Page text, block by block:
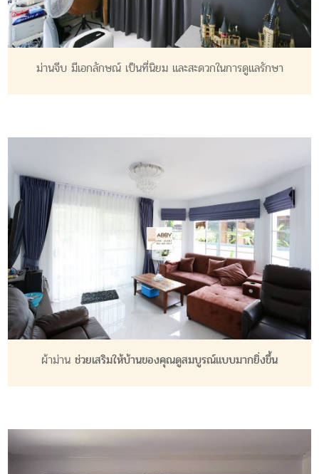
ม่านจีบ มีเอกลักษณ์ เป็นที่นิยมและสะดวกในการดูแลรักษา
ผ้าม่าน ช่วยเสริมให้บ้านของคุณดูสมบูรณ์แบบมากยิ่งขึ้น